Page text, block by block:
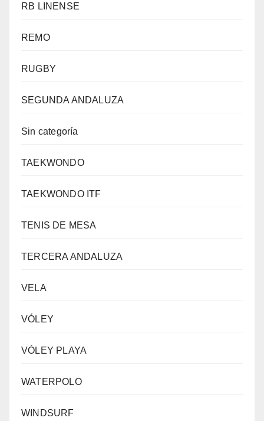
RB LINENSE
REMO
RUGBY
SEGUNDA ANDALUZA
Sin categoría
TAEKWONDO
TAEKWONDO ITF
TENIS DE MESA
TERCERA ANDALUZA
VELA
VÓLEY
VÓLEY PLAYA
WATERPOLO
WINDSURF